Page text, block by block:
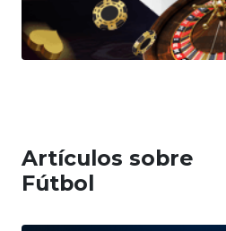
Artículos sobre
Fútbol